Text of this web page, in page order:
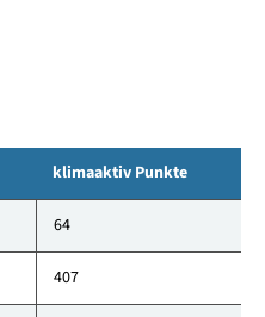
klimaaktiv Punkte
64
407